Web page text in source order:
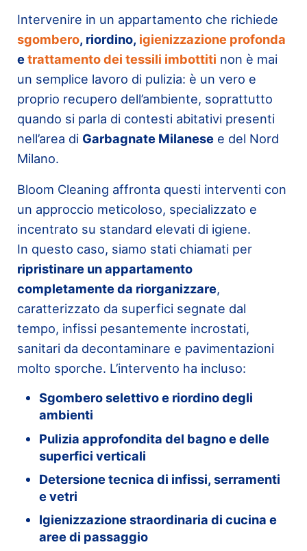
Intervenire in un appartamento che richiede
sgombero, riordino, igienizzazione profonda
etrattamento dei tessili imbottiti non è mai
un semplice lavoro di pulizia: è un vero e
proprio recupero dell’ambiente, soprattutto
quando si parla di contesti abitativi presenti
nell’area di Garbagnate Milanese e del Nord
Milano.
Bloom Cleaning affronta questi interventi con
un approccio meticoloso, specializzato e
incentrato su standard elevati di igiene.
In questo caso, siamo stati chiamati per
ripristinare un appartamento
completamente da riorganizzare,
caratterizzato da superfici segnate dal
tempo, infissi pesantemente incrostati,
sanitari da decontaminare e pavimentazioni
molto sporche. L’intervento ha incluso:
Sgombero selettivo e riordino degli
ambienti
Pulizia approfondita del bagno e delle
superfici verticali
Detersione tecnica di infissi, serramenti
e vetri
Igienizzazione straordinaria di cucina e
aree di passaggio